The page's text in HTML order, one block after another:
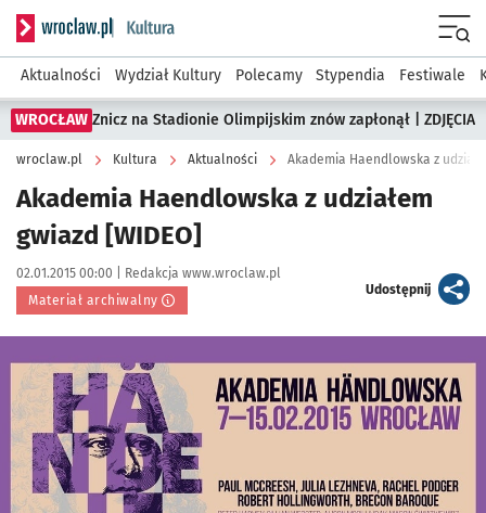
Serwis informacyjny wroclaw.pl podserwis: Kultura
Aktualności Wydział Kultury Polecamy Stypendia Festiwale
WROCŁAW Znicz na Stadionie Olimpijskim znów zapłonął | ZDJĘCIA
wroclaw.pl Kultura Aktualności Akademia Haendlowska z
Akademia Haendlowska z udziałem
gwiazd [WIDEO]
Data publikacji:
02.01.2015 00:00 | Autor:
Redakcja www.wroclaw.pl
Materiał archiwalny
Udostępnijartykuł